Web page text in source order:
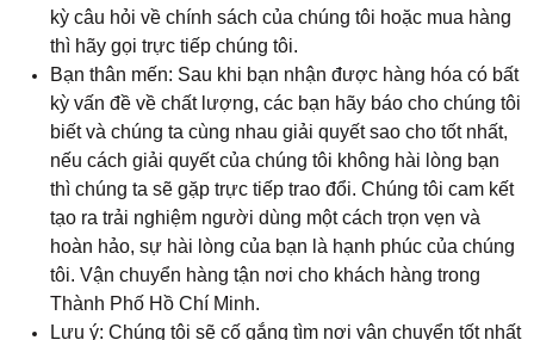
kỳ câu hỏi về chính sách của chúng tôi hoặc mua hàng
thì hãy gọi trực tiếp chúng tôi.
Bạn thân mến: Sau khi bạn nhận được hàng hóa có bất
kỳ vấn đề về chất lượng, các bạn hãy báo cho chúng tôi
biết và chúng ta cùng nhau giải quyết sao cho tốt nhất,
nếu cách giải quyết của chúng tôi không hài lòng bạn
thì chúng ta sẽ gặp trực tiếp trao đổi. Chúng tôi cam kết
tạo ra trải nghiệm người dùng một cách trọn vẹn và
hoàn hảo, sự hài lòng của bạn là hạnh phúc của chúng
tôi. Vận chuyển hàng tận nơi cho khách hàng trong
Thành Phố Hồ Chí Minh.
Lưu ý: Chúng tôi sẽ cố gắng tìm nơi vận chuyển tốt nhất